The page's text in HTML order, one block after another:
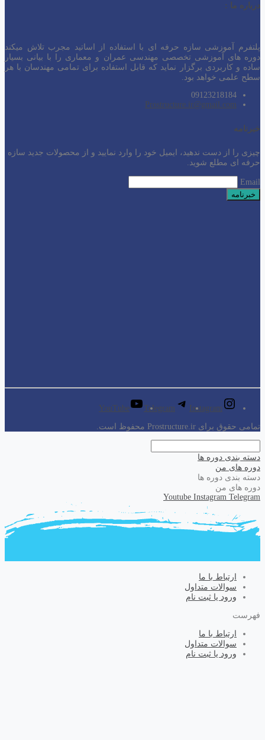
درباره ما :
پلتفرم آموزشی سازه حرفه ای با استفاده از اساتید مجرب تلاش میکند
دوره های آموزشی تخصصی مهندسی عمران و معماری را با بیانی بسیار
ساده و کاربردی برگزار نماید که قابل استفاده برای تمامی مهندسان با هر
سطح علمی خواهد بود.
09123218184
Prostructure.ir@gmail.com
خبرنامه
چیزی را از دست ندهید، ایمیل خود را وارد نمایید و از محصولات جدید سازه
حرفه ای مطلع شوید.
Email
Instagram
Telegram
YouTube
تمامی حقوق برای Prostructure.ir محفوظ است.
دسته بندی دوره ها
دوره های من
دسته بندی دوره ها
دوره های من
Youtube Instagram Telegram
ارتباط با ما
سوالات متداول
ورود یا ثبت نام
فهرست
ارتباط با ما
سوالات متداول
ورود یا ثبت نام